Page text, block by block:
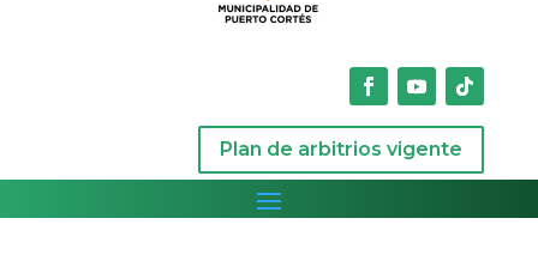
Plan de arbitrios vigente